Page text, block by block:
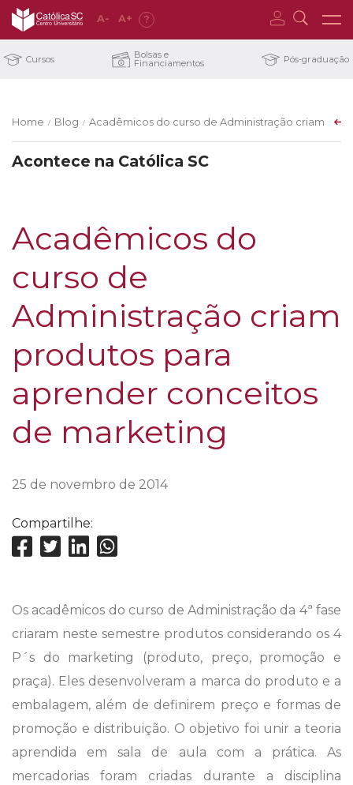
A- A+ ?
Cursos Bolsas e
Financiamentos Pós-graduação
Home / Blog / Acadêmicos do curso de Administração criam
Acontece na Católica SC
Acadêmicos do
curso de
Administração criam
produtos para
aprender conceitos
de marketing
25 de novembro de 2014
Compartilhe:
Os acadêmicos do curso de Administração da 4ª fase
criaram neste semestre produtos considerando os 4
P´s do marketing (produto, preço, promoção e
praça). Eles desenvolveram a marca do produto e a
embalagem, além de definirem preço e formas de
promoção e distribuição. O objetivo foi unir a teoria
aprendida em sala de aula com a prática. As
mercadorias foram criadas durante a disciplina